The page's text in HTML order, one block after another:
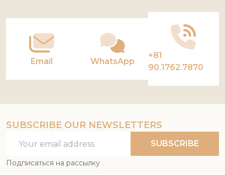
Email WhatsApp
+81
90.1762.7870
SUBSCRIBE OUR NEWSLETTERS
Address
SUBSCRIBE
Подписаться на рассылку